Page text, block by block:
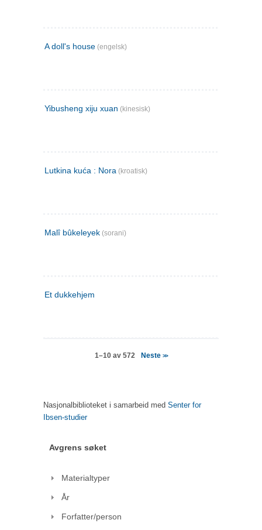
A doll's house (engelsk)
Yibusheng xiju xuan (kinesisk)
Lutkina kuća : Nora (kroatisk)
Malî bûkeleyek (sorani)
Et dukkehjem
1–10 av 572 Neste >>
Nasjonalbiblioteket i samarbeid med Senter for
Ibsen-studier
Avgrens søket
Materialtyper
År
Forfatter/person